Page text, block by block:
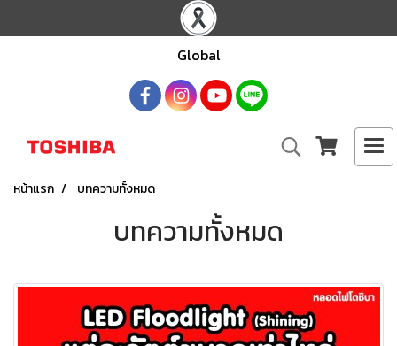
Global
หน้าแรก บทความทั้งหมด
บทความทั้งหมด